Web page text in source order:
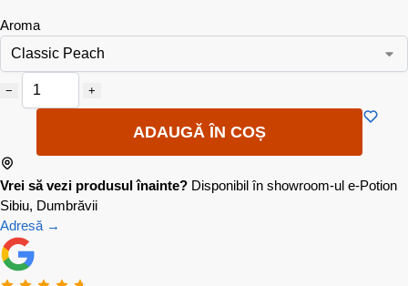
Aroma
− +
ADAUGĂ ÎN COȘ
Vrei să vezi produsul înainte? Disponibil în showroom-ul e-Potion
Sibiu, Dumbrăvii
Adresă →